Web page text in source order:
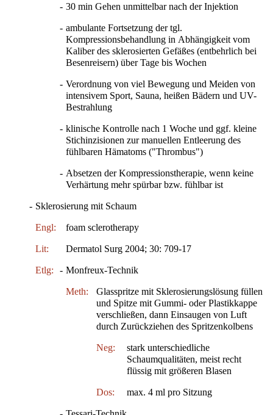
- 30 min Gehen unmittelbar nach der Injektion
- ambulante Fortsetzung der tgl.
Kompressionsbehandlung in Abhängigkeit vom
Kaliber des sklerosierten Gefäßes (entbehrlich bei
Besenreisern) über Tage bis Wochen
- Verordnung von viel Bewegung und Meiden von
intensivem Sport, Sauna, heißen Bädern und UV-
Bestrahlung
- klinische Kontrolle nach 1 Woche und ggf. kleine
Stichinzisionen zur manuellen Entleerung des
fühlbaren Hämatoms ("Thrombus")
- Absetzen der Kompressionstherapie, wenn keine
Verhärtung mehr spürbar bzw. fühlbar ist
- Sklerosierung mit Schaum
Engl: foam sclerotherapy
Lit: Dermatol Surg 2004; 30: 709-17
Etlg: - Monfreux-Technik
Meth:
Glasspritze mit Sklerosierungslösung füllen
und Spitze mit Gummi- oder Plastikkappe
verschließen, dann Einsaugen von Luft
durch Zurückziehen des Spritzenkolbens
Neg:
stark unterschiedliche
Schaumqualitäten, meist recht
flüssig mit größeren Blasen
Dos: max. 4 ml pro Sitzung